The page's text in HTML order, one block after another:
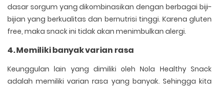
dasar sorgum yang dikombinasikan dengan berbagai biji-
bijian yang berkualitas dan bernutrisi tinggi. Karena gluten
free, maka snack ini tidak akan menimbulkan alergi.
4. Memiliki banyak varian rasa
Keunggulan lain yang dimiliki oleh Nola Healthy Snack
adalah memiliki varian rasa yang banyak. Sehingga kita